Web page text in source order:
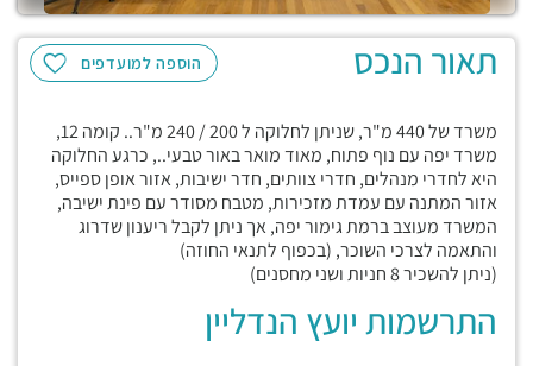
הוספה למועדפים תאור הנכס
משרד של 440 מ"ר, שניתן לחלוקה ל 200 / 240 מ"ר.. קומה 12,
משרד יפה עם נוף פתוח, מאוד מואר באור טבעי.., כרגע החלוקה
היא לחדרי מנהלים, חדרי צוותים, חדר ישיבות, אזור אופן ספייס,
אזור המתנה עם עמדת מזכירות, מטבח מסודר עם פינת ישיבה,
המשרד מעוצב ברמת גימור יפה, אך ניתן לקבל ריענון שדרוג
והתאמה לצרכי השוכר, (בכפוף לתנאי החוזה)
(ניתן להשכיר 8 חניות ושני מחסנים)
התרשמות יועץ הנדליין